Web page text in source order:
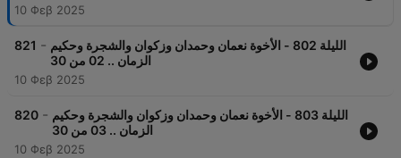
10 Φεβ 2025
821 - الليلة 802 - الأخوة نعمان وحمدان وزكوان والشجرة وحكيم
الزمان .. 02 من 30
10 Φεβ 2025
820 - الليلة 803 - الأخوة نعمان وحمدان وزكوان والشجرة وحكيم
الزمان .. 03 من 30
10 Φεβ 2025